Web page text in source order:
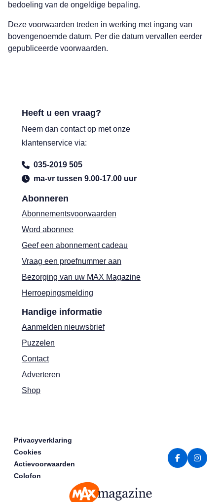
bedoeling van de ongeldige bepaling.
Deze voorwaarden treden in werking met ingang van
bovengenoemde datum. Per die datum vervallen eerder
gepubliceerde voorwaarden.
Abonneren
Abonnementsvoorwaarden
Word abonnee
Geef een abonnement cadeau
Vraag een proefnummer aan
Bezorging van uw MAX Magazine
Herroepingsmelding
Handige informatie
Aanmelden nieuwsbrief
Puzzelen
Contact
Adverteren
Shop
Heeft u een vraag?
Neem dan contact op met onze
klantenservice via:
035-2019 505
ma-vr tussen 9.00-17.00 uur
Privacyverklaring
Cookies
Actievoorwaarden
Colofon